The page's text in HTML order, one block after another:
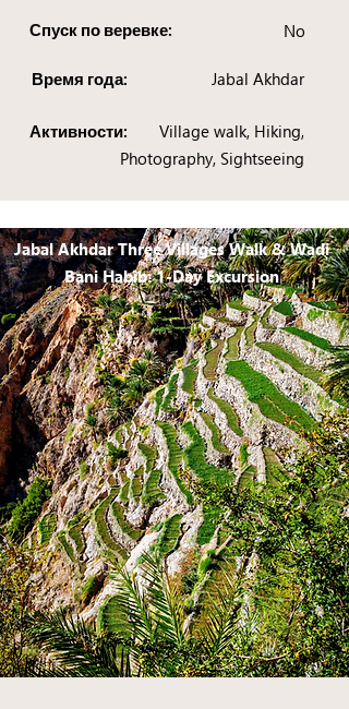
Спуск по веревке: No
Время года: Jabal Akhdar
Активности:
Village walk, Hiking,
Photography, Sightseeing
Jabal Akhdar Three Villages Walk & Wadi
Bani Habib: 1-Day Excursion